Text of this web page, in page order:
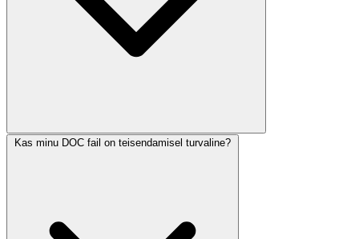
Kas minu DOC fail on teisendamisel turvaline?